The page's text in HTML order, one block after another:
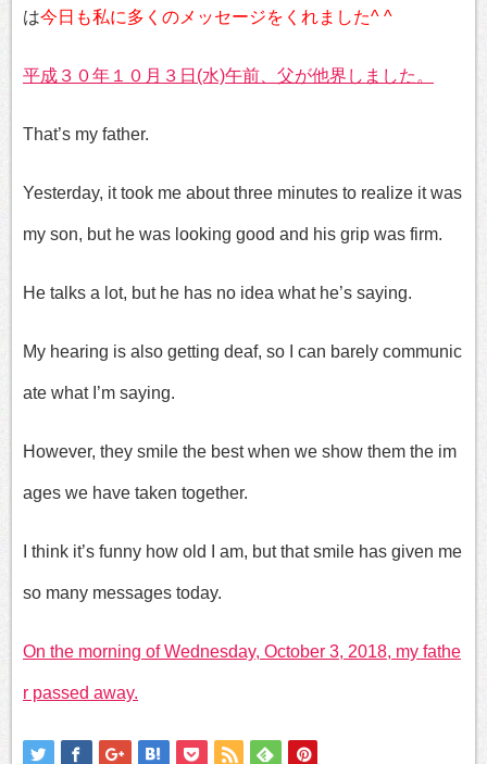
は今日も私に多くのメッセージをくれました^ ^
平成３０年１０月３日(水)午前、父が他界しました。
That’s my father.
Yesterday, it took me about three minutes to realize it was
my son, but he was looking good and his grip was firm.
He talks a lot, but he has no idea what he’s saying.
My hearing is also getting deaf, so I can barely communic
ate what I’m saying.
However, they smile the best when we show them the im
ages we have taken together.
I think it’s funny how old I am, but that smile has given me
so many messages today.
On the morning of Wednesday, October 3, 2018, my fathe
r passed away.